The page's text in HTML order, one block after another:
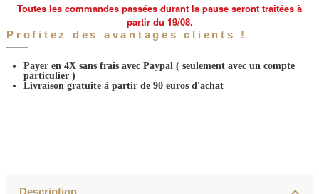
Toutes les commandes passées durant la pause seront traitées à
partir du 19/08.
Profitez des avantages clients !
Payer en 4X sans frais avec Paypal ( seulement avec un compte
particulier )
Livraison gratuite à partir de 90 euros d'achat
Description